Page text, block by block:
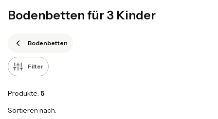
Bodenbetten für 3 Kinder
Bodenbetten
Filter
Produkte: 5
Produktliste
Sortieren nach: